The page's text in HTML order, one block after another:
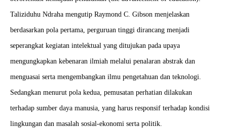
Taliziduhu Ndraha mengutip Raymond C. Gibson menjelaskan
berdasarkan pola pertama, perguruan tinggi dirancang menjadi
seperangkat kegiatan intelektual yang ditujukan pada upaya
mengungkapkan kebenaran ilmiah melalui penalaran abstrak dan
menguasai serta mengembangkan ilmu pengetahuan dan teknologi.
Sedangkan menurut pola kedua, pemusatan perhatian dilakukan
terhadap sumber daya manusia, yang harus responsif terhadap kondisi
lingkungan dan masalah sosial-ekonomi serta politik.